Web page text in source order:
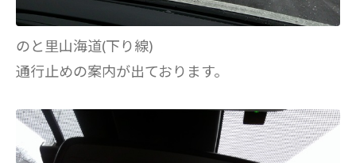
のと里山海道(下り線)
通行止めの案内が出ております。